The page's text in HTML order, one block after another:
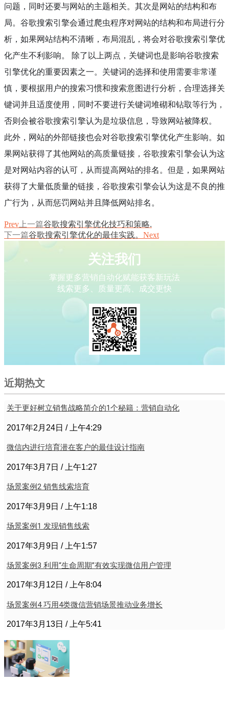
问题，同时还要与网站的主题相关。其次是网站的结构和布
局。谷歌搜索引擎会通过爬虫程序对网站的结构和布局进行分
析，如果网站结构不清晰，布局混乱，将会对谷歌搜索引擎优
化产生不利影响。 除了以上两点，关键词也是影响谷歌搜索
引擎优化的重要因素之一。关键词的选择和使用需要非常谨
慎，要根据用户的搜索习惯和搜索意图进行分析，合理选择关
键词并且适度使用，同时不要进行关键词堆砌和钻取等行为，
否则会被谷歌搜索引擎认为是垃圾信息，导致网站被降权。
此外，网站的外部链接也会对谷歌搜索引擎优化产生影响。如
果网站获得了其他网站的高质量链接，谷歌搜索引擎会认为这
是对网站内容的认可，从而提高网站的排名。但是，如果网站
获得了大量低质量的链接，谷歌搜索引擎会认为这是不良的推
广行为，从而惩罚网站并且降低网站排名。
Prev 上一篇谷歌搜索引擎优化技巧和策略.
下一篇谷歌搜索引擎优化的最佳实践。 Next
关注我们
掌握更多营销自动化赋能获客新玩法
线索更多、质量更高、成交更快
近期热文
关于更好树立销售战略简介的1个秘籍：营销自动化
2017年2月24日 上午4:29
微信内进行培育潜在客户的最佳设计指南
2017年3月7日 上午1:27
场景案例2 销售线索培育
2017年3月9日 上午1:18
场景案例1 发现销售线索
2017年3月9日 上午1:57
场景案例3 利用“生命周期”有效实现微信用户管理
2017年3月12日 上午8:04
场景案例4 巧用4类微信营销场景推动业务增长
2017年3月13日 上午5:41